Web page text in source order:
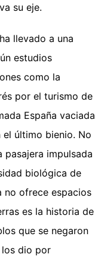
su eje.
llevado a una
estudios
como la
por el turismo de
España vaciada
último bienio. No
pasajera impulsada
biológica de
no ofrece espacios
es la historia de
que se negaron
los dio por